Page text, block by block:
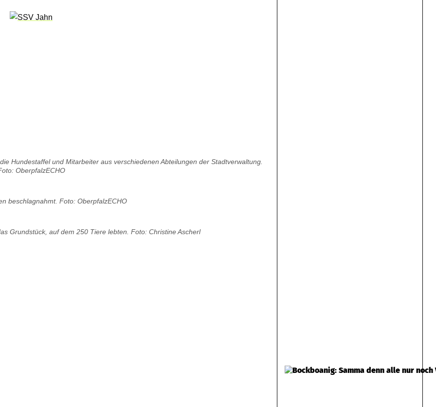
Hundestaffel und Mitarbeiter aus verschiedenen Abteilungen der Stadtverwaltung.
OberpfalzECHO
beschlagnahmt. Foto: OberpfalzECHO
Grundstück, auf dem 250 Tiere lebten. Foto: Christine Ascherl